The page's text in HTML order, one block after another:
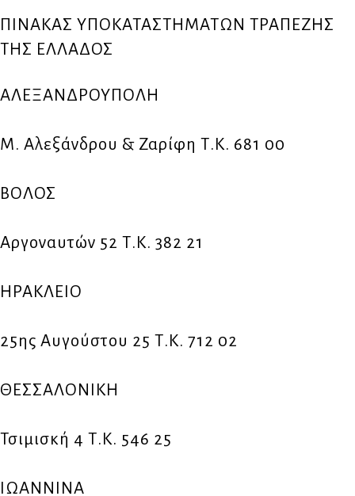
ΠΙΝΑΚΑΣ ΥΠΟΚΑΤΑΣΤΗΜΑΤΩΝ ΤΡΑΠΕΖΗΣ
ΤΗΣ ΕΛΛΑΔΟΣ
ΑΛΕΞΑΝΔΡΟΥΠΟΛΗ
Μ. Αλεξάνδρου & Ζαρίφη Τ.Κ. 681 00
ΒΟΛΟΣ
Αργοναυτών 52 Τ.Κ. 382 21
ΗΡΑΚΛΕΙΟ
25ης Αυγούστου 25 Τ.Κ. 712 02
ΘΕΣΣΑΛΟΝΙΚΗ
Τσιμισκή 4 Τ.Κ. 546 25
ΙΩΑΝΝΙΝΑ